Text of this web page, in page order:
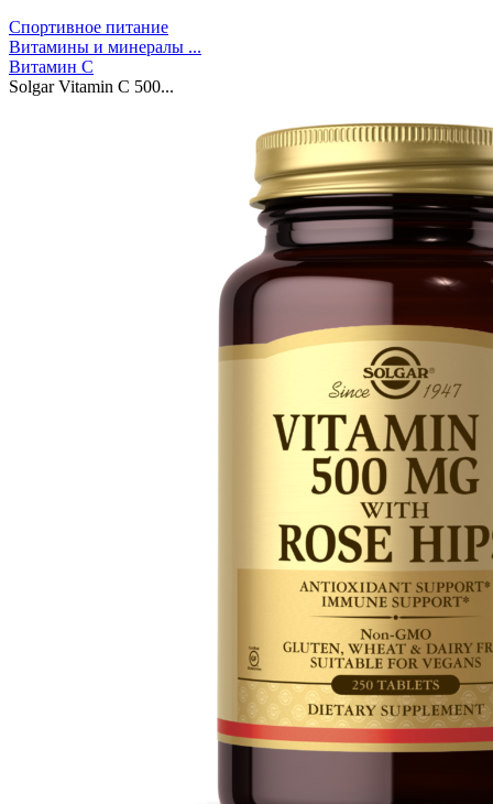
Спортивное питание
Витамины и минералы ...
Витамин C
Solgar Vitamin C 500...